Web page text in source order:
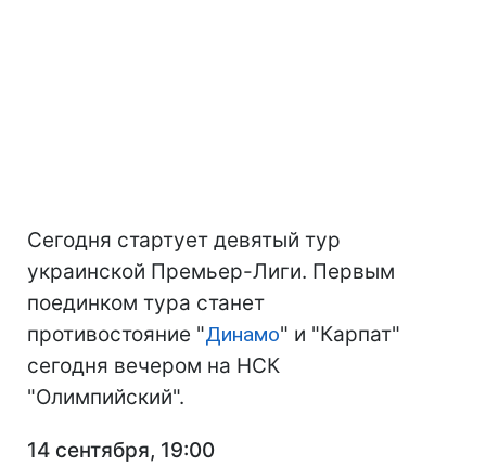
Сегодня стартует девятый тур
украинской Премьер-Лиги. Первым
поединком тура станет
противостояние "Динамо" и "Карпат"
сегодня вечером на НСК
"Олимпийский".
14 сентября, 19:00